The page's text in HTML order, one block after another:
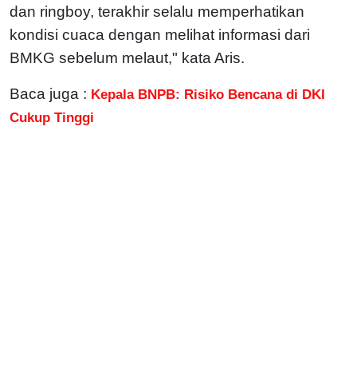
dan ringboy, terakhir selalu memperhatikan
kondisi cuaca dengan melihat informasi dari
BMKG sebelum melaut," kata Aris.
Baca juga : Kepala BNPB: Risiko Bencana di DKI
Cukup Tinggi